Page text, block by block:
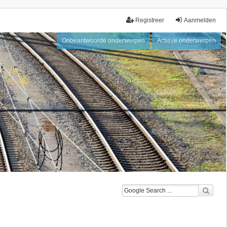
Aanmelden
Registreer
Onbeantwoorde onderwerpen Actieve onderwerpen